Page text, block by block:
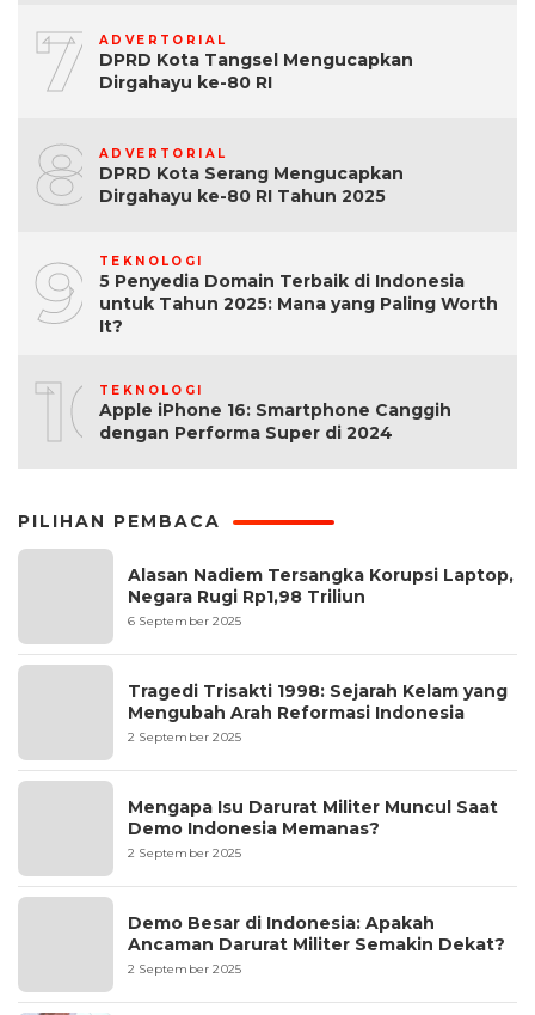
7 ADVERTORIAL
DPRD Kota Tangsel Mengucapkan
Dirgahayu ke-80 RI
8 ADVERTORIAL
DPRD Kota Serang Mengucapkan
Dirgahayu ke-80 RI Tahun 2025
9 TEKNOLOGI
5 Penyedia Domain Terbaik di Indonesia
untuk Tahun 2025: Mana yang Paling Worth
It?
10TEKNOLOGI
Apple iPhone 16: Smartphone Canggih
dengan Performa Super di 2024
PILIHAN PEMBACA
Alasan Nadiem Tersangka Korupsi Laptop,
Negara Rugi Rp1,98 Triliun
6 September 2025
Tragedi Trisakti 1998: Sejarah Kelam yang
Mengubah Arah Reformasi Indonesia
2 September 2025
Mengapa Isu Darurat Militer Muncul Saat
Demo Indonesia Memanas?
2 September 2025
Demo Besar di Indonesia: Apakah
Ancaman Darurat Militer Semakin Dekat?
2 September 2025